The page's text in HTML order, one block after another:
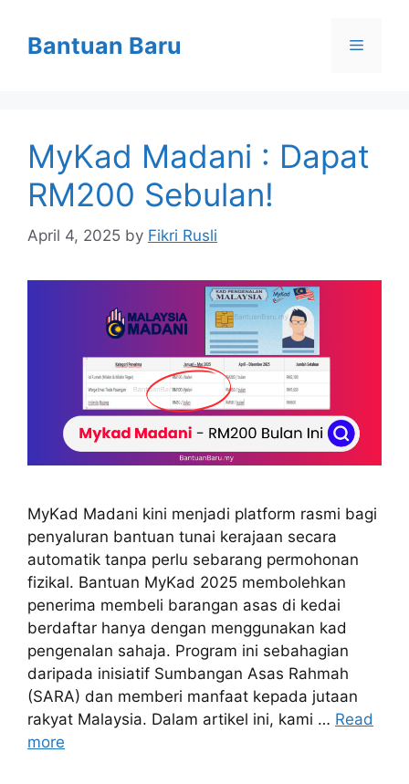
contentBantuan Baru Menu
MyKad Madani : Dapat
RM200 Sebulan!
April 4, 2025 by Fikri Rusli
MyKad Madani kini menjadi platform rasmi bagi
penyaluran bantuan tunai kerajaan secara
automatik tanpa perlu sebarang permohonan
fizikal. Bantuan MyKad 2025 membolehkan
penerima membeli barangan asas di kedai
berdaftar hanya dengan menggunakan kad
pengenalan sahaja. Program ini sebahagian
daripada inisiatif Sumbangan Asas Rahmah
(SARA) dan memberi manfaat kepada jutaan
rakyat Malaysia. Dalam artikel ini, kami … Read
more